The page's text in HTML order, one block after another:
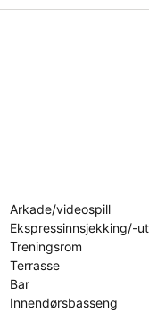
Arkade/videospill
Ekspressinnsjekking/-
Treningsrom
Terrasse
Bar
Innendørsbasseng